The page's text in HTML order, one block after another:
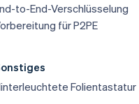
to-End-Verschlüsselung
für P2PE
Folientastatur